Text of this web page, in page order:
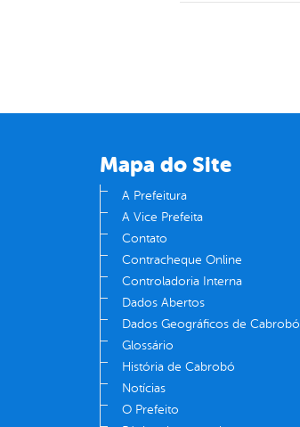
Mapa do Site
A Prefeitura
A Vice Prefeita
Contato
Contracheque Online
Controladoria Interna
Dados Abertos
Dados Geográficos de Cabrobó
Glossário
História de Cabrobó
Notícias
O Prefeito